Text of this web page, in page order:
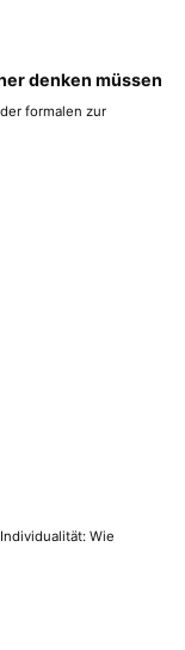
denken müssen
formalen zur
Wie